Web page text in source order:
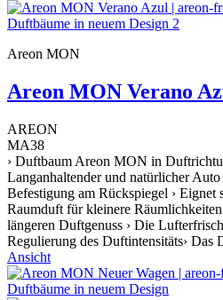
Areon MON
Areon MON Verano
AREON
MA38
› Duftbaum Areon MON in
Langanhaltender und natürlicher
Befestigung am Rückspiegel › Eignet
Raumduft für kleinere
längeren Duftgenuss › Die
Regulierung des Duftintensitäts› Das
Ansicht